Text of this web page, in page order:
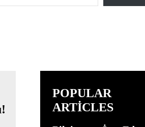
POPULAR
ARTICLES